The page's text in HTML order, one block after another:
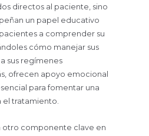
directos al paciente, sino
un papel educativo
a comprender su
cómo manejar sus
sus regímenes
ofrecen apoyo emocional
para fomentar una
el tratamiento.
otro componente clave en